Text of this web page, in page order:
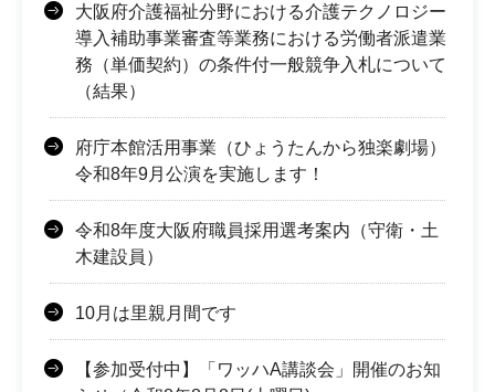
大阪府介護福祉分野における介護テクノロジー
導入補助事業審査等業務における労働者派遣業
務（単価契約）の条件付一般競争入札について
（結果）
府庁本館活用事業（ひょうたんから独楽劇場）
令和8年9月公演を実施します！
令和8年度大阪府職員採用選考案内（守衛・土
木建設員）
10月は里親月間です
【参加受付中】「ワッハA講談会」開催のお知